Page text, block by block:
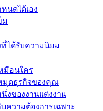
นดได้เอง
ม
ได้รับความนิยม
มือนใคร
หมุดธุรกิจของคุณ
งของงานแต่งงาน
ความต้องการเฉพาะ